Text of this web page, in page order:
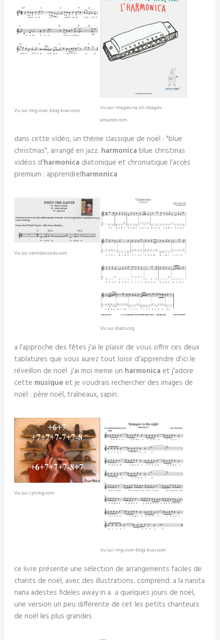
Vu sur img.over-blog-kiwi.com
Vu sur images-na.ssl-images-
amazon.com
dans cette vidéo, un thème classique de noël : "blue
christmas", arrangé en jazz. harmonica blue christmas
vidéos d'harmonica diatonique et chromatique l'accès
premium : apprendrelharmonica
Vu sur ventdaccords.com
Vu sur diato.org
a l'approche des fêtes j'ai le plaisir de vous offrir ces deux
tablatures que vous aurez tout loisir d'apprendre d'ici le
réveillon de noël j'ai moi meme un harmonica et j'adore
cette musique et je voudrais rechercher des images de
noël : père noël, traîneaux, sapin.
Vu sur i.ytimg.com
Vu sur img.over-blog-kiwi.com
ce livre présente une sélection de arrangements faciles de
chants de noël, avec des illustrations. comprend: a la nanita
nana adestes fideles away in a a quelques jours de noël,
une version un peu différente de cet les petits chanteurs
de noël les plus grandes